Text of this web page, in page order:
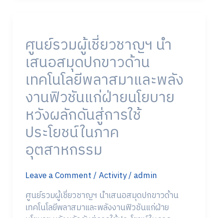
ศูนย์รวมผู้เชี่ยวชาญฯ นำ
เสนอสมุดปกขาวด้าน
เทคโนโลยีพลาสมาและพลัง
งานฟิวชันแก่ฝ่ายนโยบาย
หวังผลักดันสู่การใช้
ประโยชน์ในภาค
อุตสาหกรรม
Leave a Comment/Activity/admin
ศูนย์รวมผู้เชี่ยวชาญฯ นำเสนอสมุดปกขาวด้าน
เทคโนโลยีพลาสมาและพลังงานฟิวชันแก่ฝ่าย
ผู้
เชี่ยว
ชาญฯ
นำ
เสนอ
สมุด
ปก
ขาว
ด้าน
เทคโนโลยี
พลาสมา
และ
งาน
ฟิว